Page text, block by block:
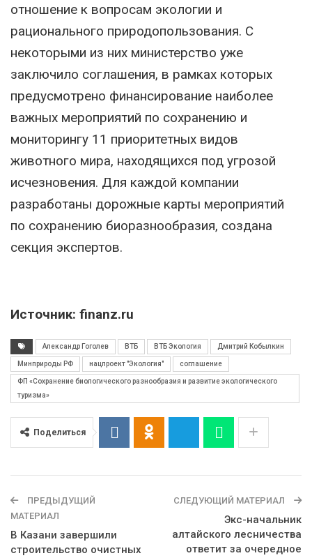
отношение к вопросам экологии и
рационального природопользования. С
некоторыми из них министерство уже
заключило соглашения, в рамках которых
предусмотрено финансирование наиболее
важных мероприятий по сохранению и
мониторингу 11 приоритетных видов
животного мира, находящихся под угрозой
исчезновения. Для каждой компании
разработаны дорожные карты мероприятий
по сохранению биоразнообразия, создана
секция экспертов.
Источник: finanz.ru
Александр Гоголев ВТБ ВТБ Экология Дмитрий Кобылкин
Минприроды РФ нацпроект "Экология" соглашение
ФП «Сохранение биологического разнообразия и развитие экологического
туризма»
Поделиться
ПРЕДЫДУЩИЙ
МАТЕРИАЛ
В Казани завершили
строительство очистных
СЛЕДУЮЩИЙ МАТЕРИАЛ
Экс-начальник
алтайского лесничества
ответит за очередное